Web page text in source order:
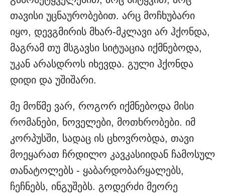
თავისი უცნაურობებით. არც მოჩხუბარი
იყო, დევგმირის მხარ-მკლავი არ ჰქონდა,
მაგრამ თუ მსგავსი სიტუაცია იქმნებოდა,
უკან არასდროს იხევდა. გული ჰქონდა
დიდი და უშიშარი.
მე მოწმე ვარ, როგორ იქმნებოდა მისი
რომანები, ნოველები, მოთხრობები. იმ
კორპუსში, სადაც ის ცხოვრობდა, თავი
მოეყარათ ჩრდილო კავკასიიდან ჩამოსულ
თანატოლებს - ყაბარდობარყალებს,
ჩეჩნებს, ინგუშებს. გოდერძი მეორე